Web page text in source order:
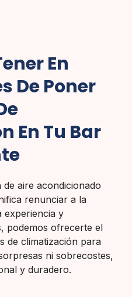
En
De Poner
En Tu Bar
aire acondicionado
renunciar a la
experiencia y
podemos ofrecerte el
de climatización para
ni sobrecostes,
y duradero.